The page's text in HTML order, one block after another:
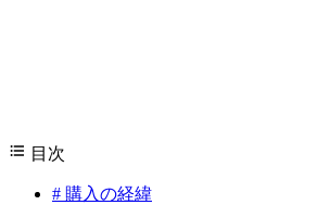
目次
# 購入の経緯